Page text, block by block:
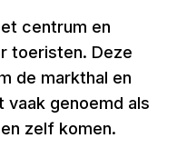
centrum en
toeristen. Deze
de markthal en
vaak genoemd als
zelf komen.